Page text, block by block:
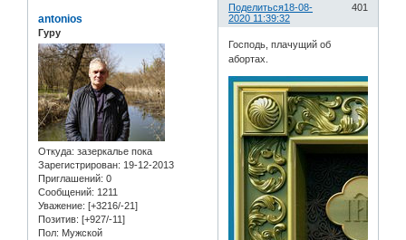
Поделиться 401
18-08-
2020 11:39:32
antonios
Гуру
Откуда: зазеркалье пока
Зарегистрирован: 19-12-2013
Приглашений: 0
Сообщений: 1211
Уважение: [+3216/-21]
Позитив: [+927/-11]
Пол: Мужской
Господь, плачущий об
абортах.